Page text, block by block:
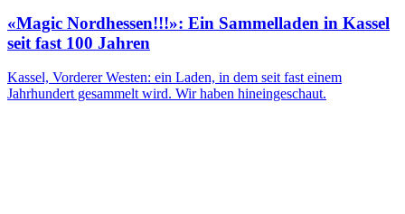
«Magic Nordhessen!!!»: Ein Sammelladen in Kassel
seit fast 100 Jahren
Kassel, Vorderer Westen: ein Laden, in dem seit fast einem
Jahrhundert gesammelt wird. Wir haben hineingeschaut.